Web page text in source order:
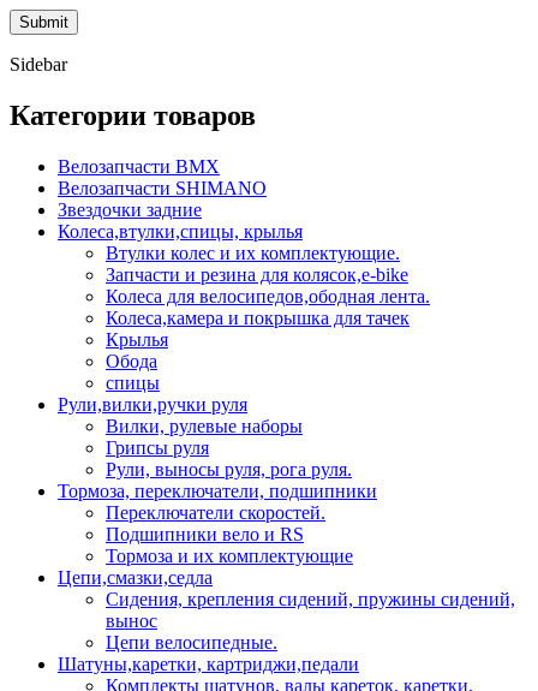
Sidebar
Категории товаров
Велозапчасти BMX
Велозапчасти SHIMANO
Звездочки задние
Колеса,втулки,спицы, крылья
Втулки колес и их комплектующие.
Запчасти и резина для колясок,e-bike
Колеса для велосипедов,ободная лента.
Колеса,камера и покрышка для тачек
Крылья
Обода
спицы
Рули,вилки,ручки руля
Вилки, рулевые наборы
Грипсы руля
Рули, выносы руля, рога руля.
Тормоза, переключатели, подшипники
Переключатели скоростей.
Подшипники вело и RS
Тормоза и их комплектующие
Цепи,смазки,седла
Сидения, крепления сидений, пружины сидений,
вынос
Цепи велосипедные.
Шатуны,каретки, картриджи,педали
Комплекты шатунов, валы кареток, каретки,